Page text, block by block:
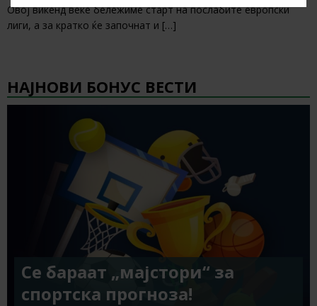
Овој викенд веќе бележиме старт на послабите европски
лиги, а за кратко ќе започнат и […]
НАЈНОВИ БОНУС ВЕСТИ
Се бараат „мајстори“ за
спортска прогноза!